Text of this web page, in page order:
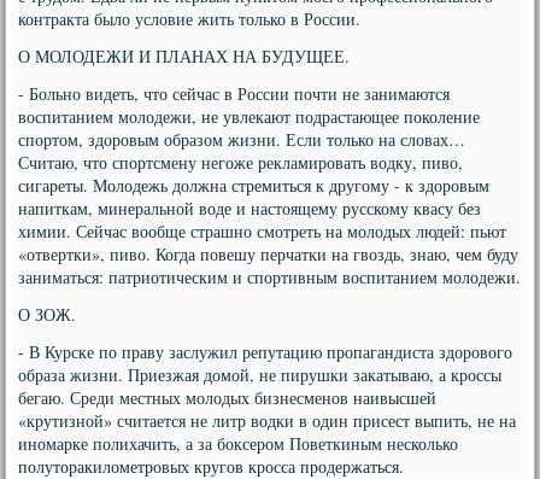
контракта было условие жить только в России.
О МОЛОДЕЖИ И ПЛАНАХ НА БУДУЩЕЕ.
- Больно видеть, что сейчас в России почти не занимаются
воспитанием молодежи, не увлекают подрастающее поколение
спортом, здоровым образом жизни. Если только на словах…
Считаю, что спортсмену негоже рекламировать водку, пиво,
сигареты. Молодежь должна стремиться к другому - к здоровым
напиткам, минеральной воде и настоящему русскому квасу без
химии. Сейчас вообще страшно смотреть на молодых людей: пьют
«отвертки», пиво. Когда повешу перчатки на гвоздь, знаю, чем буду
заниматься: патриотическим и спортивным воспитанием молодежи.
О ЗОЖ.
- В Курске по праву заслужил репутацию пропагандиста здорового
образа жизни. Приезжая домой, не пирушки закатываю, а кроссы
бегаю. Среди местных молодых бизнесменов наивысшей
«крутизной» считается не литр водки в один присест выпить, не на
иномарке полихачить, а за боксером Поветкиным несколько
полуторакилометровых кругов кросса продержаться.